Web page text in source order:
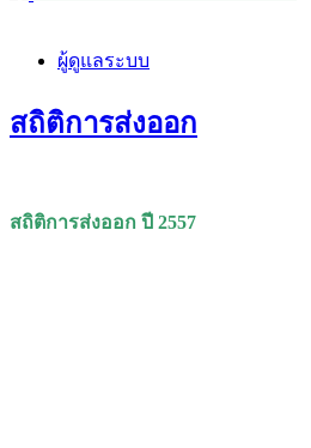
ผู้ดูแลระบบ
สถิติการส่งออก
สถิติการส่
[หน่